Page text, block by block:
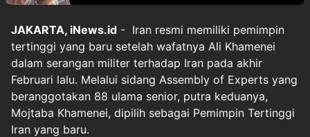
JAKARTA, iNews.id - Iran resmi memiliki pemimpin
tertinggi yang baru setelah wafatnya Ali Khamenei
dalam serangan militer terhadap Iran pada akhir
Februari lalu. Melalui sidang Assembly of Experts yang
beranggotakan 88 ulama senior, putra keduanya,
Mojtaba Khamenei, dipilih sebagai Pemimpin Tertinggi
Iran yang baru.